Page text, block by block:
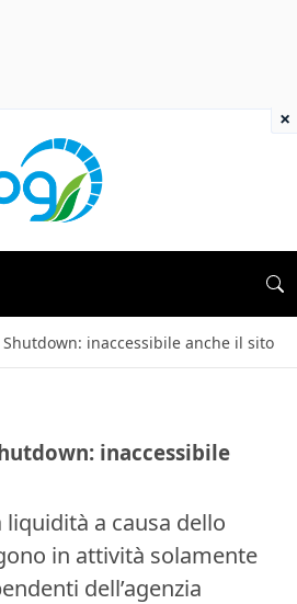
inaccessibile anche il sito
inaccessibile
a causa dello
in attività solamente
dell’agenzia
×